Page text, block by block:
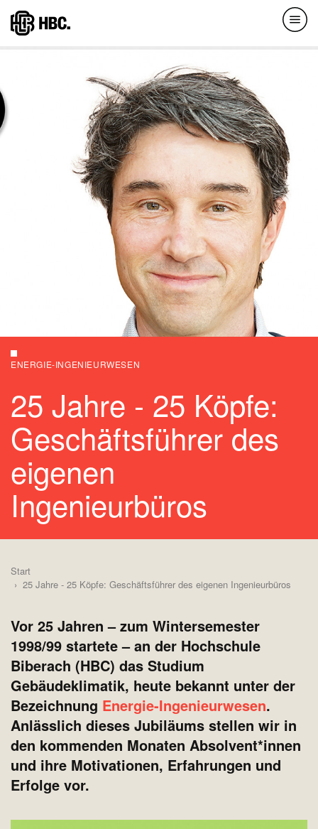
Direkt
zum
ENERGIE-INGENIEURWESEN
25 Jahre - 25 Köpfe:
Geschäftsführer des
eigenen
Ingenieurbüros
Start
25 Jahre - 25 Köpfe: Geschäftsführer des eigenen Ingenieurbüros
Vor 25 Jahren – zum Wintersemester
1998/99 startete – an der Hochschule
Biberach (HBC) das Studium
Gebäudeklimatik, heute bekannt unter der
Bezeichnung Energie-Ingenieurwesen.
Anlässlich dieses Jubiläums stellen wir in
den kommenden Monaten Absolvent*innen
und ihre Motivationen, Erfahrungen und
Erfolge vor.